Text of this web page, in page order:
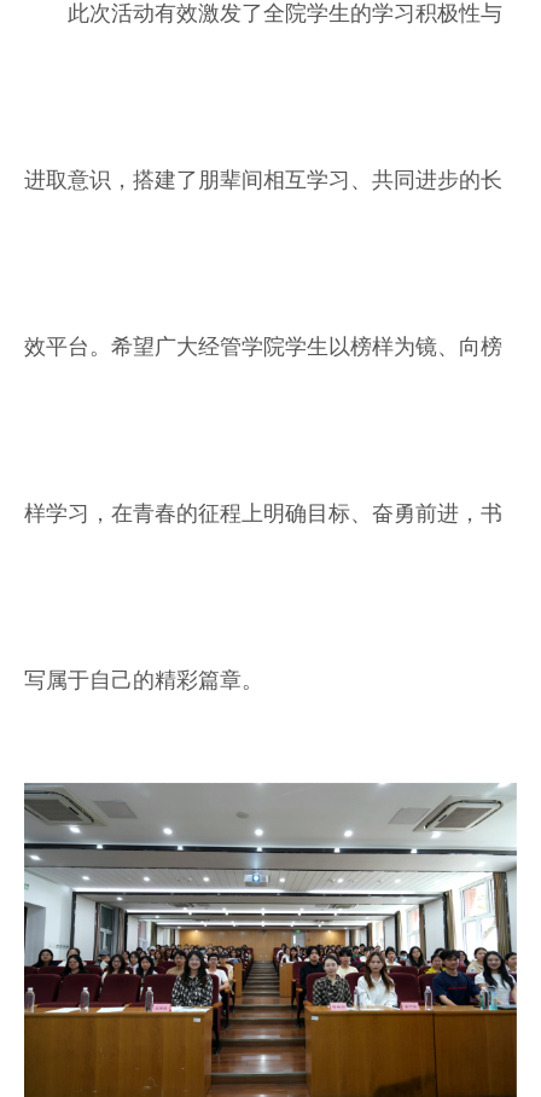
此次活动有效激发了全院学生的学习积极性与
进取意识，搭建了朋辈间相互学习、共同进步的长
效平台。希望广大经管学院学生以榜样为镜、向榜
样学习，在青春的征程上明确目标、奋勇前进，书
写属于自己的精彩篇章。